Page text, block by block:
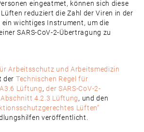
eingeatmet, können sich diese
reduziert die Zahl der Viren in der
wichtiges Instrument, um die
SARS-CoV-2-Übertragung zu
Arbeitsschutz und Arbeitsmedizin
der Technischen Regel für
Lüftung,der SARS-CoV-2-
4.2.3 Lüftung, und den
Lüften“
veröffentlicht.